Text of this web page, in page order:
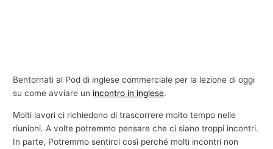
Bentornati al Pod di inglese commerciale per la lezione di oggi
su come avviare un incontro in inglese.
Molti lavori ci richiedono di trascorrere molto tempo nelle
riunioni. A volte potremmo pensare che ci siano troppi incontri.
In parte, Potremmo sentirci così perché molti incontri non